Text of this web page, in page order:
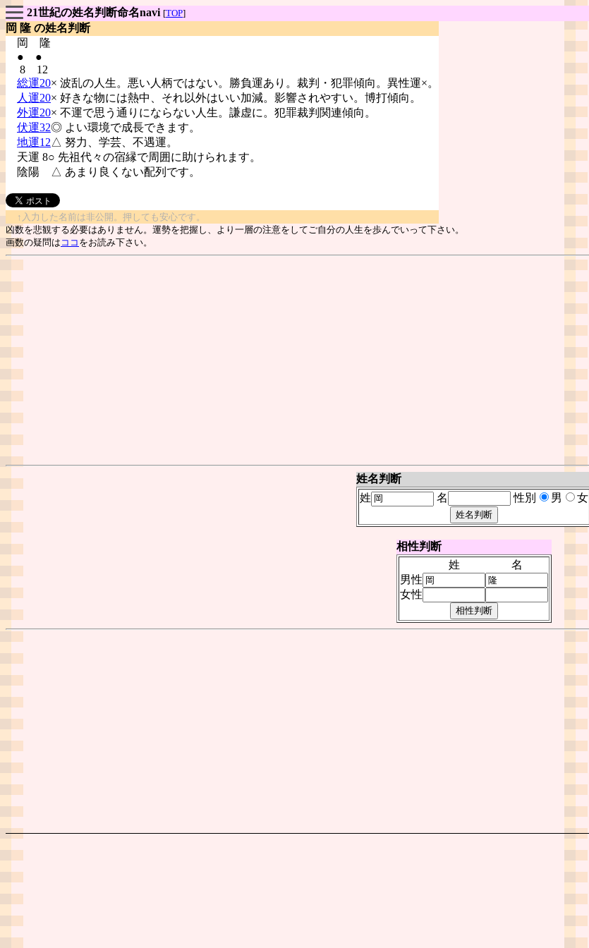
21世紀の姓名判断命名navi [TOP]
岡 隆 の姓名判断
岡 隆
● ●
8 12
総運20× 波乱の人生。悪い人柄ではない。勝負運あり。裁判・犯罪傾向。異性運×。
人運20× 好きな物には熱中、それ以外はいい加減。影響されやすい。博打傾向。
外運20× 不運で思う通りにならない人生。謙虚に。犯罪裁判関連傾向。
伏運32◎ よい環境で成長できます。
地運12△ 努力、学芸、不遇運。
天運 8○ 先祖代々の宿縁で周囲に助けられます。
陰陽
△ あまり良くない配列です。
↑入力した名前は非公開。押しても安心です。
凶数を悲観する必要はありません。運勢を把握し、より一層の注意をしてご自分の人生を歩んでいって下さい。
画数の疑問は ココ をお読み下さい。
姓名判断
姓
名 性別 男 女
相性判断
姓
名
男性
女性